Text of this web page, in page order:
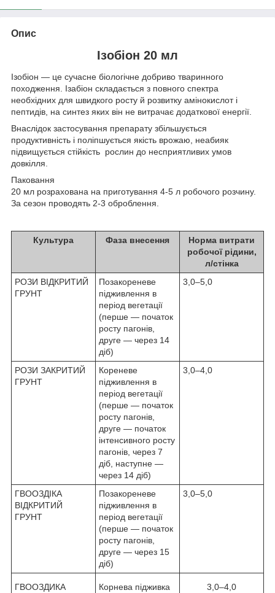
Опис
Ізобіон 20 мл
Ізобіон — це сучасне біологічне добриво тваринного
походження. Ізабіон складається з повного спектра
необхідних для швидкого росту й розвитку амінокислот і
пептидів, на синтез яких він не витрачає додаткової енергії.
Внаслідок застосування препарату збільшується
продуктивність і поліпшується якість врожаю, неабияк
підвищується стійкість рослин до несприятливих умов
довкілля.
Паковання
20 мл розрахована на приготування 4-5 л робочого розчину.
За сезон проводять 2-3 оброблення.
Культура Фаза внесення
Норма витрати
робочої рідини,
л/стінка
РОЗИ ВІДКРИТИЙ
ГРУНТ
Позакореневе
підживлення в
період вегетації
(перше — початок
росту пагонів,
друге — через 14
діб)
3,0–5,0
РОЗИ ЗАКРИТИЙ
ГРУНТ
Кореневе
підживлення в
період вегетації
(перше — початок
росту пагонів,
друге — початок
інтенсивного росту
пагонів, через 7
діб, наступне —
через 14 діб)
3,0–4,0
ГВООЗДІКА
ВІДКРИТИЙ
ГРУНТ
Позакореневе
підживлення в
період вегетації
(перше — початок
росту пагонів,
друге — через 15
діб)
3,0–5,0
ГВООЗДИКА
Корнева підживка
3,0–4,0